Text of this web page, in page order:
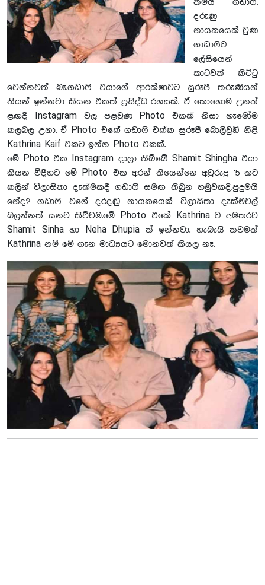
තමයි ගඩාෆි.
දරුණු
නායකයෙක් වුණ
ගාඩාෆිට
ලේසියෙන්
කාටවත් කිට්ටු
වෙන්නවත් බෑ.ගඩාෆි එයාගේ ආරක්ෂාවට සුරූපී තරුණියන්
තියන් ඉන්නවා කියන එකත් ප‍්‍රසිද්ධ රහසක්. ඒ කොහොම උනත්
ළඟදී Instagram වල පළවුණ Photo එකක් නිසා හැමෝම
කලබල උනා. ඒ Photo එකේ ගඩාෆි එක්ක සුරූපී බොලිවුඞ් නිළි
Kathrina Kaif එකට ඉන්න Photo එකක්.
මේ Photo එක Instagram දාලා තිබ්බේ Shamit Shingha එයා
කියන විදිහට මේ Photo එක අරන් තියෙන්නෙ අවුරුදු 15 කට
කලින් විලාසිතා දැක්මකදී ගඩාෆි සමඟ තිබුන හමුවකදි.පුදුමයි
නේද? ගඩාෆි වගේ දරදඬු නායකයෙක් විලාසිතා දැක්මවල්
බලන්නත් යනව කිව්වම.මේ Photo එකේ Kathrina ට අමතරව
Shamit Sinha හා Neha Dhupia ත් ඉන්නවා. හැබැයි තවමත්
Kathrina නම් මේ ගැන මාධ්‍යයට මොනවත් කියල නෑ.